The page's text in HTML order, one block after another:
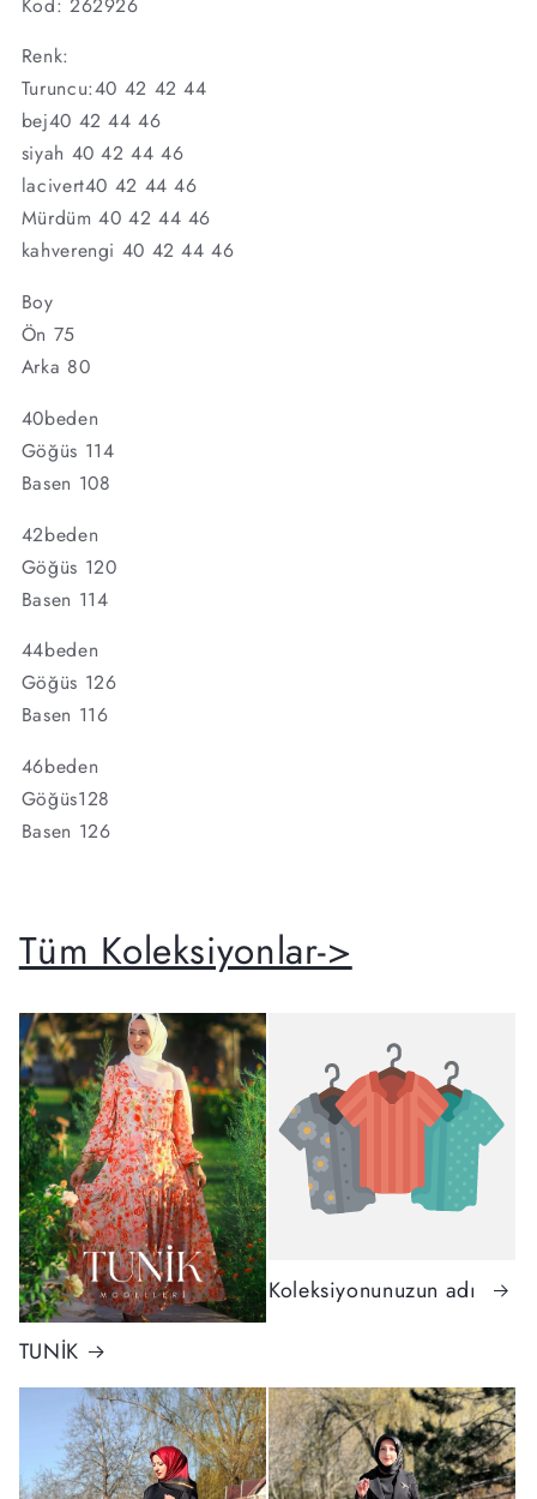
azaltın
Renk:
Turuncu:40 42 42 44
bej40 42 44 46
siyah 40 42 44 46
lacivert40 42 44 46
Mürdüm 40 42 44 46
kahverengi 40 42 44 46
Boy
Ön 75
Arka 80
40beden
Göğüs 114
Basen 108
42beden
Göğüs 120
Basen 114
44beden
Göğüs 126
Basen 116
46beden
Göğüs128
Basen 126
Tüm Koleksiyonlar->
TUNİK
Koleksiyonunuzun adı